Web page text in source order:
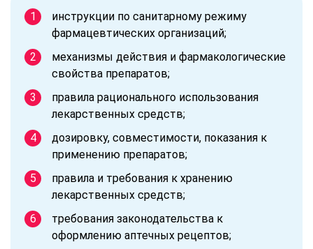
инструкции по санитарному режиму
фармацевтических организаций;
механизмы действия и фармакологические
свойства препаратов;
правила рационального использования
лекарственных средств;
дозировку, совместимости, показания к
применению препаратов;
правила и требования к хранению
лекарственных средств;
требования законодательства к
оформлению аптечных рецептов;